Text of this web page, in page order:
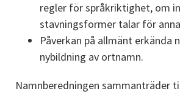
regler för språkriktighet, om
stavningsformer talar för
Påverkan på allmänt erkända
nybildning av ortnamn.
Namnberedningen sammanträder